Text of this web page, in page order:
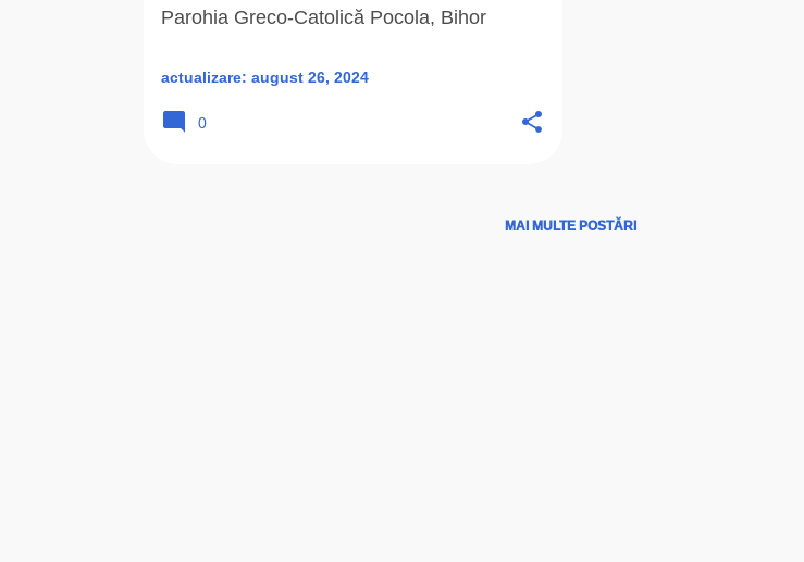
Parohia Greco-Catolică Pocola, Bihor
actualizare: august 26, 2024
0
MAI MULTE POSTĂRI